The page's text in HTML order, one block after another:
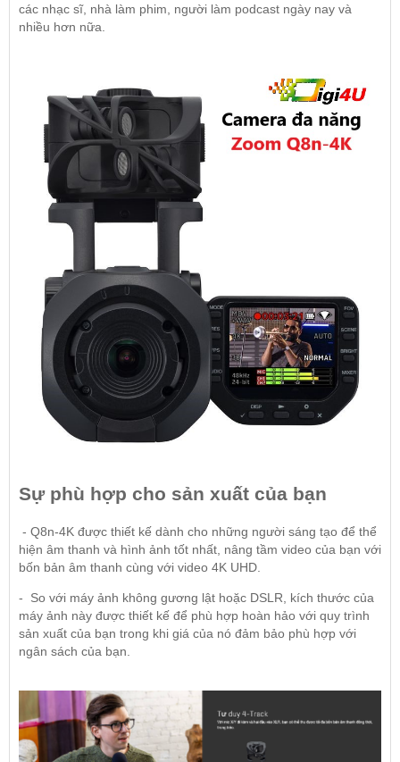
các nhạc sĩ, nhà làm phim, người làm podcast ngày nay và
nhiều hơn nữa.
Sự phù hợp cho sản xuất của bạn
- Q8n-4K được thiết kế dành cho những người sáng tạo để thể
hiện âm thanh và hình ảnh tốt nhất, nâng tầm video của bạn với
bốn bản âm thanh cùng với video 4K UHD.
- So với máy ảnh không gương lật hoặc DSLR, kích thước của
máy ảnh này được thiết kế để phù hợp hoàn hảo với quy trình
sản xuất của bạn trong khi giá của nó đảm bảo phù hợp với
ngân sách của bạn.